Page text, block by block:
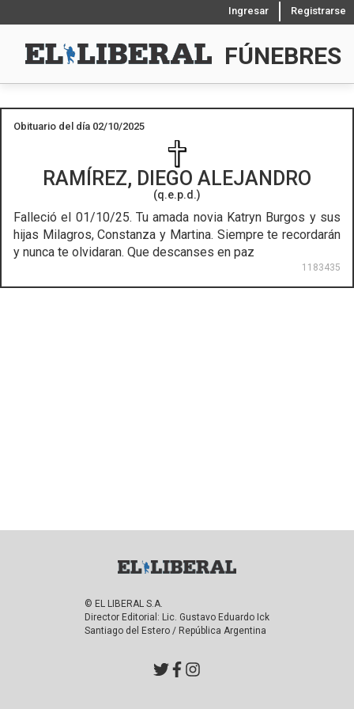
Ingresar Registrarse
FÚNEBRES
Obituario del día 02/10/2025
RAMÍREZ, DIEGO ALEJANDRO
(q.e.p.d.)
Falleció el 01/10/25. Tu amada novia Katryn Burgos y sus
hijas Milagros, Constanza y Martina. Siempre te recordarán
y nunca te olvidaran. Que descanses en paz
1183435
© EL LIBERAL S.A.
Director Editorial: Lic. Gustavo Eduardo Ick
Santiago del Estero / República Argentina